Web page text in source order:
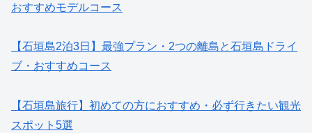
おすすめモデルコース
【石垣島2泊3日】最強プラン・2つの離島と石垣島ドライ
ブ・おすすめコース
【石垣島旅行】初めての方におすすめ・必ず行きたい観光
スポット5選